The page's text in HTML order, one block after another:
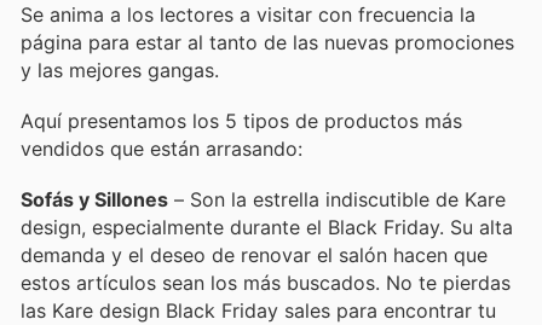
Se anima a los lectores a visitar con frecuencia la
página para estar al tanto de las nuevas promociones
y las mejores gangas.
Aquí presentamos los 5 tipos de productos más
vendidos que están arrasando:
Sofás y Sillones – Son la estrella indiscutible de Kare
design, especialmente durante el Black Friday. Su alta
demanda y el deseo de renovar el salón hacen que
estos artículos sean los más buscados. No te pierdas
las Kare design Black Friday sales para encontrar tu